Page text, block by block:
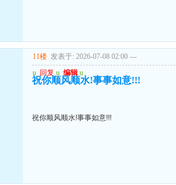
11楼 发表于: 2026-07-08 02:00 ---
u 回复 u 编辑 u
祝你顺风顺水!事事如意!!!
祝你顺风顺水!事事如意!!!